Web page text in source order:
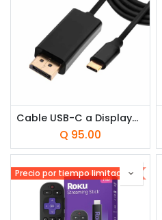
Cable USB-C a Displayport Unno Tekno CB4059BK 1.5 Metros Negro
Q 95.00
Precio por tiempo limitado!